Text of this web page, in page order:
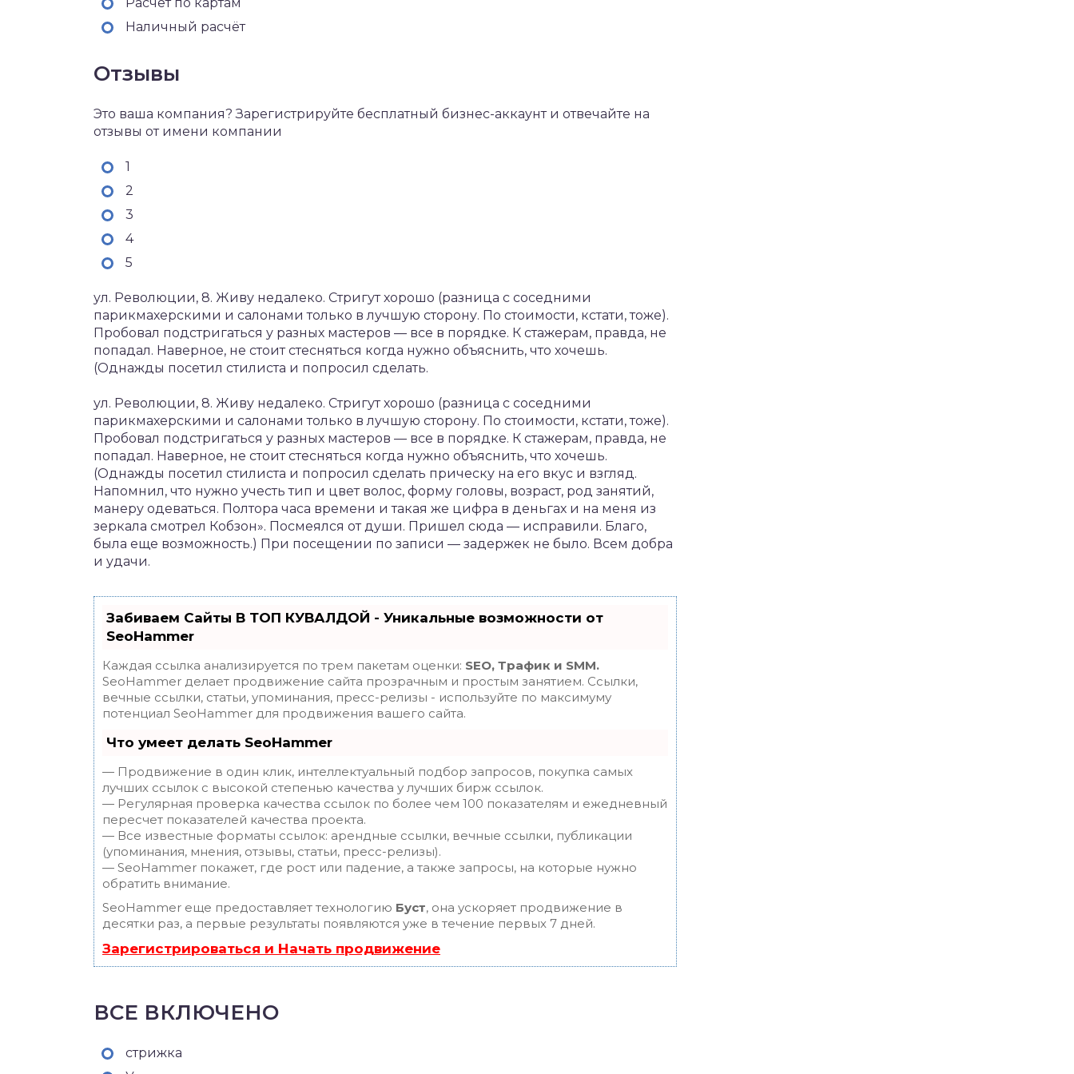
Наличный расчёт
Отзывы
Это ваша компания? Зарегистрируйте бесплатный бизнес-аккаунт и отвечайте на
отзывы от имени компании
1
2
3
4
5
ул. Революции, 8. Живу недалеко. Стригут хорошо (разница с соседними
парикмахерскими и салонами только в лучшую сторону. По стоимости, кстати, тоже).
Пробовал подстригаться у разных мастеров — все в порядке. К стажерам, правда, не
попадал. Наверное, не стоит стесняться когда нужно объяснить, что хочешь.
(Однажды посетил стилиста и попросил сделать.
ул. Революции, 8. Живу недалеко. Стригут хорошо (разница с соседними
парикмахерскими и салонами только в лучшую сторону. По стоимости, кстати, тоже).
Пробовал подстригаться у разных мастеров — все в порядке. К стажерам, правда, не
попадал. Наверное, не стоит стесняться когда нужно объяснить, что хочешь.
(Однажды посетил стилиста и попросил сделать прическу на его вкус и взгляд.
Напомнил, что нужно учесть тип и цвет волос, форму головы, возраст, род занятий,
манеру одеваться. Полтора часа времени и такая же цифра в деньгах и на меня из
зеркала смотрел Кобзон». Посмеялся от души. Пришел сюда — исправили. Благо,
была еще возможность.) При посещении по записи — задержек не было. Всем добра
и удачи.
Забиваем Сайты В ТОП КУВАЛДОЙ - Уникальные возможности от
SeoHammer
Каждая ссылка анализируется по трем пакетам оценки: SEO, Трафик и SMM.
SeoHammer делает продвижение сайта прозрачным и простым занятием. Ссылки,
вечные ссылки, статьи, упоминания, пресс-релизы - используйте по максимуму
потенциал SeoHammer для продвижения вашего сайта.
Что умеет делать SeoHammer
— Продвижение в один клик, интеллектуальный подбор запросов, покупка самых
лучших ссылок с высокой степенью качества у лучших бирж ссылок.
— Регулярная проверка качества ссылок по более чем 100 показателям и ежедневный
пересчет показателей качества проекта.
— Все известные форматы ссылок: арендные ссылки, вечные ссылки, публикации
(упоминания, мнения, отзывы, статьи, пресс-релизы).
— SeoHammer покажет, где рост или падение, а также запросы, на которые нужно
обратить внимание.
SeoHammer еще предоставляет технологию Буст, она ускоряет продвижение в
десятки раз, а первые результаты появляются уже в течение первых 7 дней.
Зарегистрироваться и Начать продвижение
ВСЕ ВКЛЮЧЕНО
стрижка